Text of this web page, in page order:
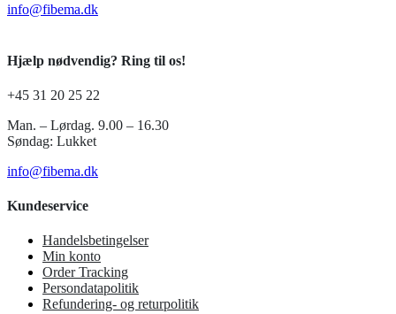
info@fibema.dk
Hjælp nødvendig? Ring til os!
+45 31 20 25 22
Man. – Lørdag. 9.00 – 16.30
Søndag: Lukket
info@fibema.dk
Kundeservice
Handelsbetingelser
Min konto
Order Tracking
Persondatapolitik
Refundering- og returpolitik